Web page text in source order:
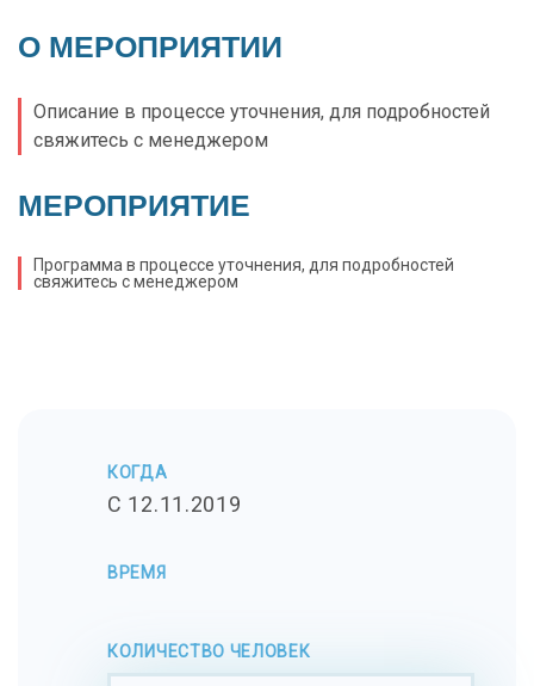
О МЕРОПРИЯТИИ
Описание в процессе уточнения, для подробностей
свяжитесь с менеджером
МЕРОПРИЯТИЕ
Программа в процессе уточнения, для подробностей
свяжитесь с менеджером
КОГДА
C 12.11.2019
ВРЕМЯ
КОЛИЧЕСТВО ЧЕЛОВЕК